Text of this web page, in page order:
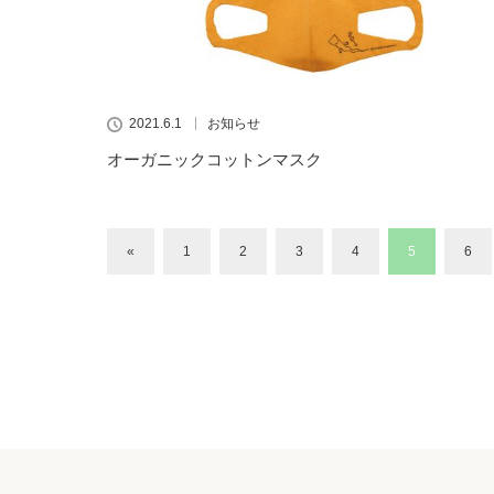
2021.6.1 お知らせ
オーガニックコットンマスク
« 1 2 3 4 5 6